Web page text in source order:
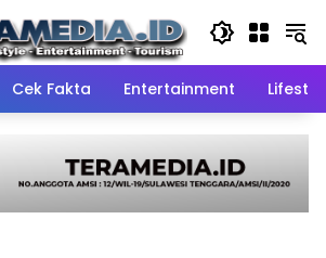
Cek Fakta Entertainment